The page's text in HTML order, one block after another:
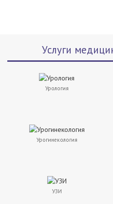
Услуги
Урология
Урогинекология
УЗИ